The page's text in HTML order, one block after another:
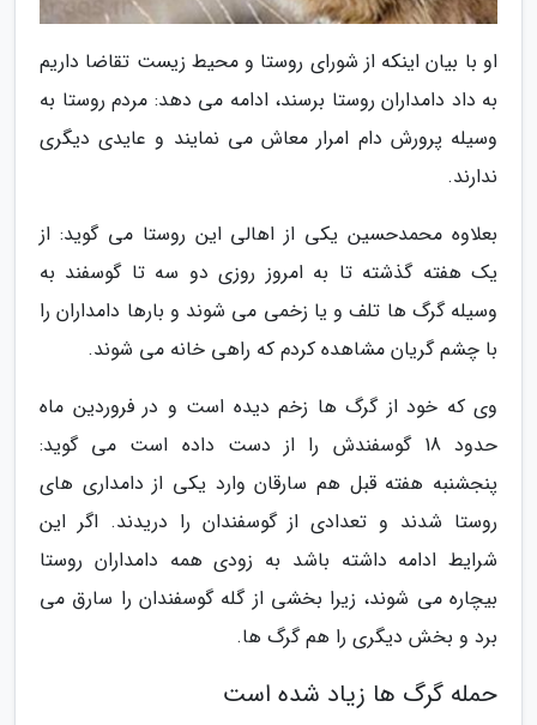
او با بیان اینکه از شورای روستا و محیط زیست تقاضا داریم
به داد دامداران روستا برسند، ادامه می دهد: مردم روستا به
وسیله پرورش دام امرار معاش می نمایند و عایدی دیگری
ندارند.
بعلاوه محمدحسین یکی از اهالی این روستا می گوید: از
یک هفته گذشته تا به امروز روزی دو سه تا گوسفند به
وسیله گرگ ها تلف و یا زخمی می شوند و بارها دامداران را
با چشم گریان مشاهده کردم که راهی خانه می شوند.
وی که خود از گرگ ها زخم دیده است و در فروردین ماه
حدود 18 گوسفندش را از دست داده است می گوید:
پنجشنبه هفته قبل هم سارقان وارد یکی از دامداری های
روستا شدند و تعدادی از گوسفندان را دریدند. اگر این
شرایط ادامه داشته باشد به زودی همه دامداران روستا
بیچاره می شوند، زیرا بخشی از گله گوسفندان را سارق می
برد و بخش دیگری را هم گرگ ها.
حمله گرگ ها زیاد شده است